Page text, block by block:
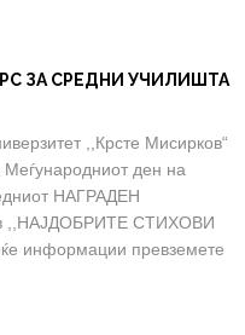
ЗА СРЕДНИ УЧИЛИШТА
,,Крсте Мисирков“
ден на
НАГРАДЕН
,,НАЈДОБРИТЕ СТИХОВИ
информации превземете